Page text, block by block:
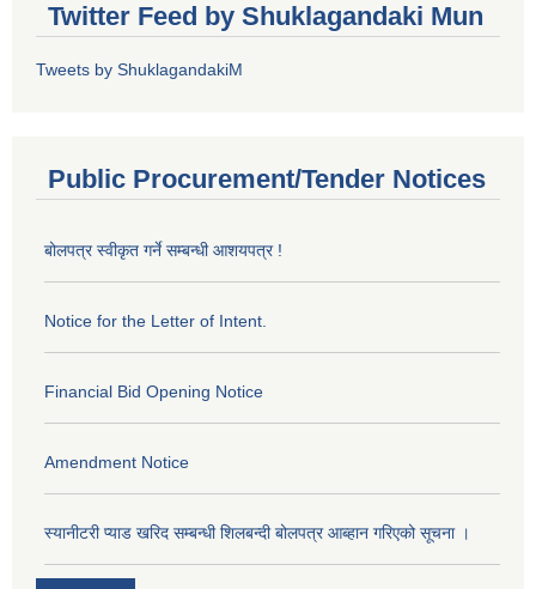
Twitter Feed by Shuklagandaki Mun
Tweets by ShuklagandakiM
Public Procurement/Tender Notices
बोलपत्र स्वीकृत गर्ने सम्बन्धी आशयपत्र !
Notice for the Letter of Intent.
Financial Bid Opening Notice
Amendment Notice
स्यानीटरी प्याड खरिद सम्बन्धी शिलबन्दी बोलपत्र आब्हान गरिएको सूचना ।